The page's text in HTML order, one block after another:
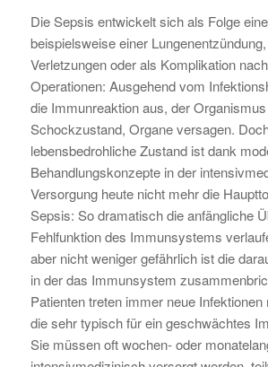
Die Sepsis entwickelt sich als Folge
beispielsweise einer
Verletzungen oder als Komplikation
Operationen: Ausgehend vom
die Immunreaktion aus, der
Schockzustand, Organe versagen.
lebensbedrohliche Zustand ist dank
Behandlungskonzepte in der
Versorgung heute nicht mehr die
Sepsis: So dramatisch die anfängliche
Fehlfunktion des Immunsystems
aber nicht weniger gefährlich ist die
in der das Immunsystem
Patienten treten immer neue Infektionen
die sehr typisch für ein geschwächtes
Sie müssen oft wochen- oder